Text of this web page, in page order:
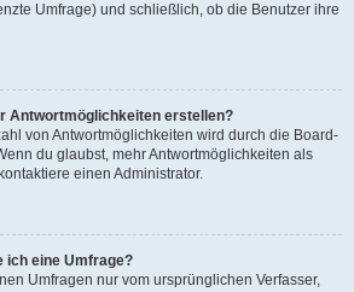
Umfrage) und schließlich, ob die Benutzer ihre
Antwortmöglichkeiten erstellen?
von Antwortmöglichkeiten wird durch die Board-
du glaubst, mehr Antwortmöglichkeiten als
einen Administrator.
ich eine Umfrage?
Umfragen nur vom ursprünglichen Verfasser,